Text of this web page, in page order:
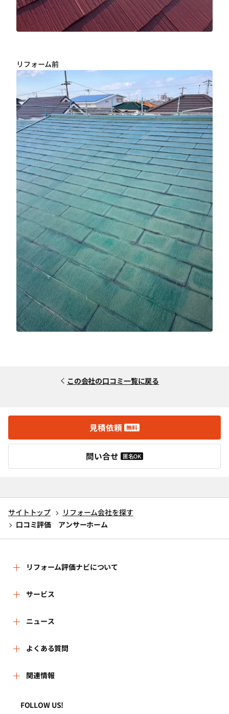
リフォーム前
この会社の口コミ一覧に戻る
見積依頼 無料
問い合せ 匿名OK
サイトトップ
リフォーム会社を探す
口コミ評価 アンサーホーム
リフォーム評価ナビについて
リフォーム評価ナビとは
運営体制
はじめての方へ
事務局へのお問い合せ
地域の相談窓口のみなさまへ
サービス
リフォーム会社を探す
リフォーム事例を見る
リフォームを相談する
リフォームを学ぶ
ニュース
新着情報
講習会・セミナー
連携機関・企業・団体トピックス
よくある質問
よくある質問
利用規約
関連情報
一般財団法人住まいづくりナビセンター
FOLLOW US!